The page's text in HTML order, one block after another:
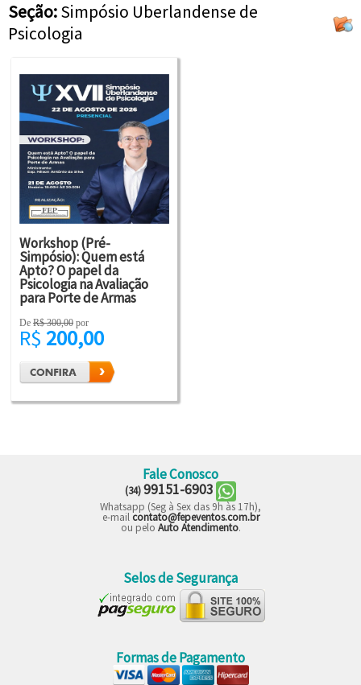
Seção:Simpósio Uberlandense de
Psicologia
Workshop (Pré-
Simpósio): Quem está
Apto? O papel da
Psicologia na Avaliação
para Porte de Armas
De R$ 300,00 por
R$ 200,00
Fale Conosco
(34)99151-6903
Whatsapp (Seg à Sex das 9h às 17h),
e-mail contato@fepeventos.com.br
ou pelo Auto Atendimento.
Selos de Segurança
Formas de Pagamento